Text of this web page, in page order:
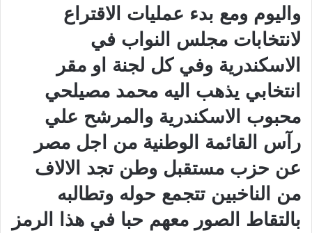
واليوم ومع بدء عمليات الاقتراع
لانتخابات مجلس النواب في
الاسكندرية وفي كل لجنة او مقر
انتخابي يذهب اليه محمد مصيلحي
محبوب الاسكندرية والمرشح علي
رآس القائمة الوطنية من اجل مصر
عن حزب مستقبل وطن تجد الالاف
من الناخبين تتجمع حوله وتطالبه
بالتقاط الصور معهم حبا في هذا الرمز